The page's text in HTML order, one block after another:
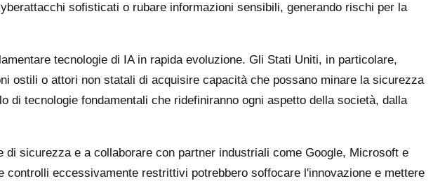
sofisticati o rubare informazioni sensibili, generando rischi per la
tecnologie di IA in rapida evoluzione. Gli Stati Uniti, in particolare,
ostili o attori non statali di acquisire capacità che possano minare la sicurezza
tecnologie fondamentali che ridefiniranno ogni aspetto della società, dalla
sicurezza e a collaborare con partner industriali come Google, Microsoft e
eccessivamente restrittivi potrebbero soffocare l'innovazione e mettere